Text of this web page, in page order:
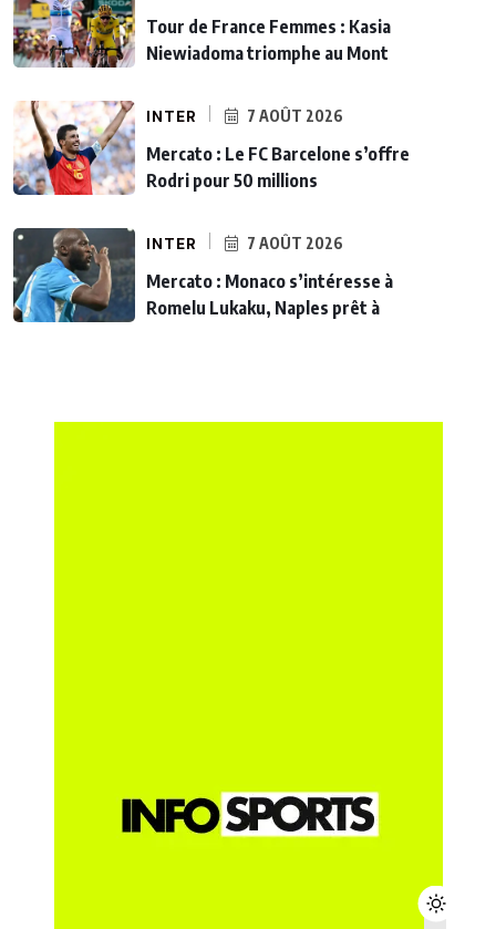
Tour de France Femmes : Kasia
Niewiadoma triomphe au Mont
INTER 7 AOÛT 2026
Mercato : Le FC Barcelone s’offre
Rodri pour 50 millions
INTER 7 AOÛT 2026
Mercato : Monaco s’intéresse à
Romelu Lukaku, Naples prêt à